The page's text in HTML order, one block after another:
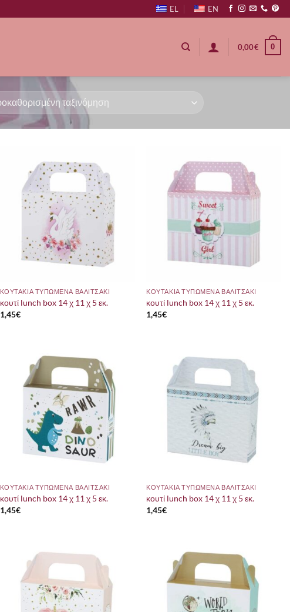
EL EN
0,00€ 0
ΚΟΥΤΑΚΙΑ ΤΥΠΩΜΕΝΑ ΒΑΛΙΤΣΑΚΙ
κουτί lunch box 14 χ 11 χ 5 εκ.
1,45€
ΚΟΥΤΑΚΙΑ ΤΥΠΩΜΕΝΑ ΒΑΛΙΤΣΑΚΙ
κουτί lunch box 14 χ 11 χ 5 εκ.
1,45€
ΚΟΥΤΑΚΙΑ ΤΥΠΩΜΕΝΑ ΒΑΛΙΤΣΑΚΙ
κουτί lunch box 14 χ 11 χ 5 εκ.
1,45€
ΚΟΥΤΑΚΙΑ ΤΥΠΩΜΕΝΑ ΒΑΛΙΤΣΑΚΙ
κουτί lunch box 14 χ 11 χ 5 εκ.
1,45€